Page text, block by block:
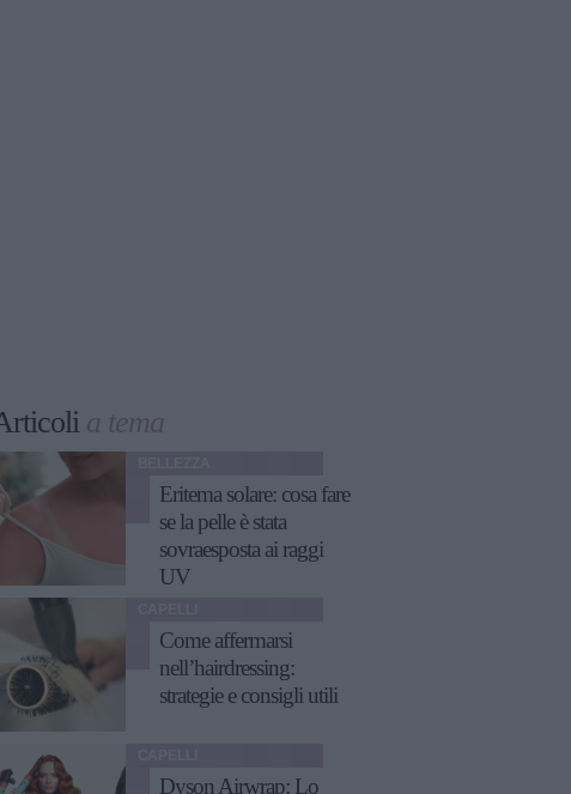
a tema
Eritema solare: cosa fare
se la pelle è stata
sovraesposta ai raggi
UV
Come affermarsi
nell’hairdressing:
strategie e consigli utili
Dyson Airwrap: Lo